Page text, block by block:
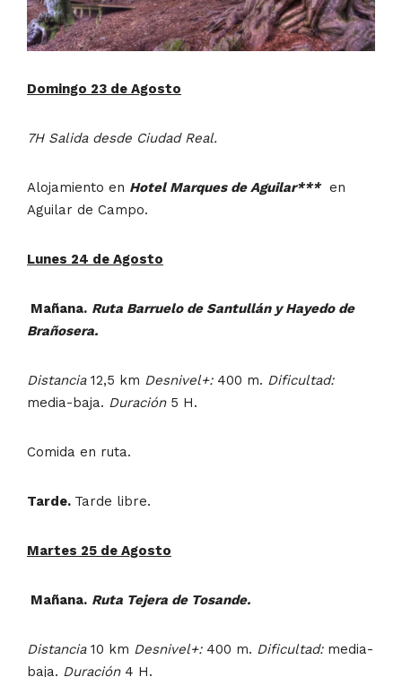
Domingo 23 de Agosto
7H Salida desde Ciudad Real.
Alojamiento en Hotel Marques de Aguilar***en
Aguilar de Campo.
Lunes 24 de Agosto
Mañana. Ruta Barruelo de Santullán y Hayedo de
Brañosera.
Distancia12,5 km Desnivel+:400 m. Dificultad:
media-baja. Duración5 H.
Comida en ruta.
Tarde. Tarde libre.
Martes 25 de Agosto
Mañana. Ruta Tejera de Tosande.
Distancia10 km Desnivel+:400 m. Dificultad:media-
baja. Duración4 H.